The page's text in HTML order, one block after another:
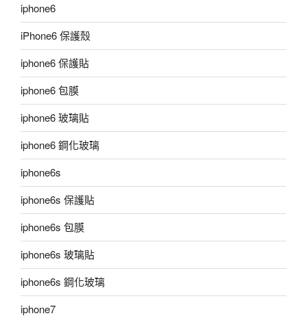
iphone6
iPhone6 保護殼
iphone6 保護貼
iphone6 包膜
iphone6 玻璃貼
iphone6 鋼化玻璃
iphone6s
iphone6s 保護貼
iphone6s 包膜
iphone6s 玻璃貼
iphone6s 鋼化玻璃
iphone7